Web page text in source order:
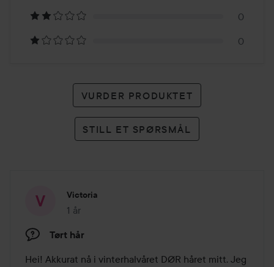
karakterer
0
0
VURDER PRODUKTET
STILL ET SPØRSMÅL
Victoria
1 år
Innlegget ble opprettet 1 år
Tørt hår
Hei! Akkurat nå i vinterhalvåret DØR håret mitt. Jeg